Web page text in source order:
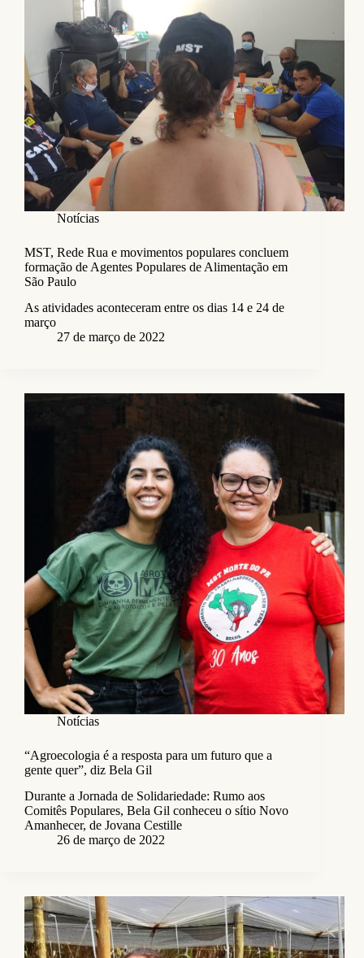
Notícias
MST, Rede Rua e movimentos populares concluem
formação de Agentes Populares de Alimentação em
São Paulo
As atividades aconteceram entre os dias 14 e 24 de
março
27 de março de 2022
Notícias
“Agroecologia é a resposta para um futuro que a
gente quer”, diz Bela Gil
Durante a Jornada de Solidariedade: Rumo aos
Comitês Populares, Bela Gil conheceu o sítio Novo
Amanhecer, de Jovana Cestille
26 de março de 2022